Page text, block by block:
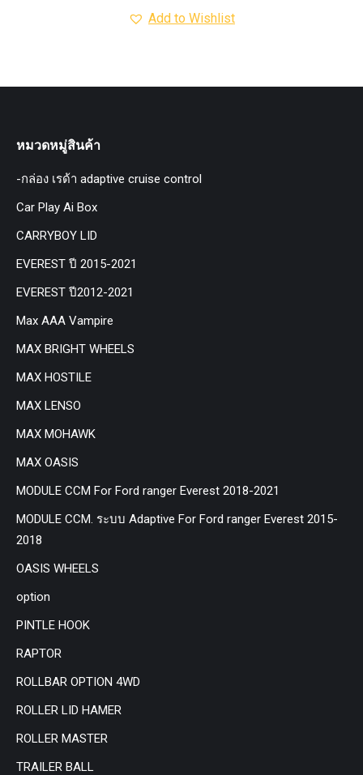
Add to Wishlist
หมวดหมู่สินค้า
-กล่อง เรด้า adaptive cruise control
Car Play Ai Box
CARRYBOY LID
EVEREST ปี 2015-2021
EVEREST ปี2012-2021
Max AAA Vampire
MAX BRIGHT WHEELS
MAX HOSTILE
MAX LENSO
MAX MOHAWK
MAX OASIS
MODULE CCM For Ford ranger Everest 2018-2021
MODULE CCM. ระบบ Adaptive For Ford ranger Everest 2015-
2018
OASIS WHEELS
option
PINTLE HOOK
RAPTOR
ROLLBAR OPTION 4WD
ROLLER LID HAMER
ROLLER MASTER
TRAILER BALL